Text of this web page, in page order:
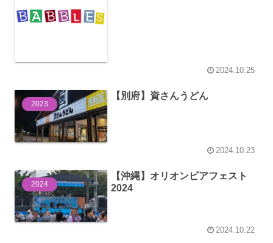
2024.10.25
2023
【別府】資さんうどん
2024.10.23
2024
【沖縄】オリオンビアフェスト
2024
2024.10.22